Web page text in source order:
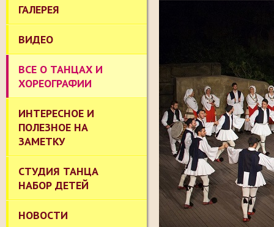
ГАЛЕРЕЯ
ВИДЕО
ВСЕ О ТАНЦАХ И
ХОРЕОГРАФИИ
ИНТЕРЕСНОЕ И
ПОЛЕЗНОЕ НА
ЗАМЕТКУ
СТУДИЯ ТАНЦА
НАБОР ДЕТЕЙ
НОВОСТИ